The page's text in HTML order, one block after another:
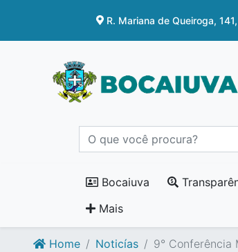
R. Mariana de Queiroga,
Bocaiuva
Mais
Home Noticías 9° Conferência